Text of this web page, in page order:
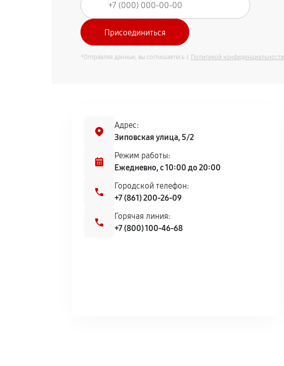
*Отправляя данные, вы соглашаетесь с Политикой конфиденциальности
Адрес:
Зиповская улица, 5/2
Режим работы:
Ежедневно, с 10:00 до 20:00
Городской телефон:
+7 (861) 200-26-09
Горячая линия:
+7 (800) 100-46-68